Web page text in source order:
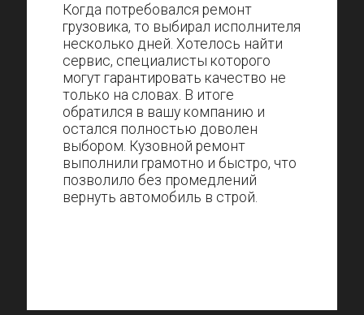
Когда потребовался ремонт
грузовика, то выбирал исполнителя
несколько дней. Хотелось найти
сервис, специалисты которого
могут гарантировать качество не
только на словах. В итоге
обратился в вашу компанию и
остался полностью доволен
выбором. Кузовной ремонт
выполнили грамотно и быстро, что
позволило без промедлений
вернуть автомобиль в строй.